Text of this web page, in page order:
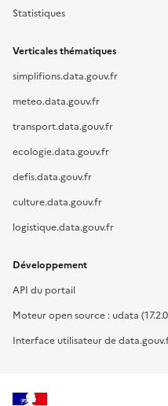
Statistiques
Verticales thématiques
simplifions.data.gouv.fr
meteo.data.gouv.fr
transport.data.gouv.fr
ecologie.data.gouv.fr
defis.data.gouv.fr
culture.data.gouv.fr
logistique.data.gouv.fr
Développement
API du portail
Moteur open source : udata
Interface utilisateur de